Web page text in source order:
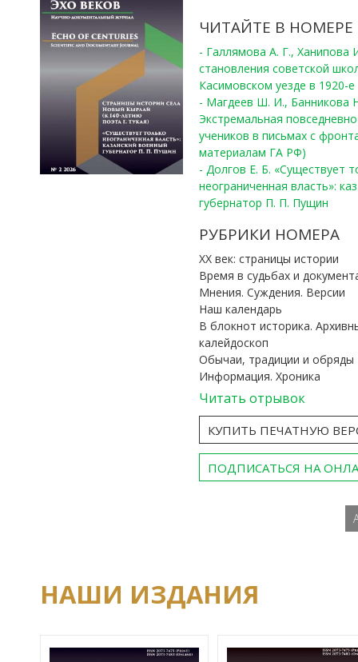
ЧИТАЙТЕ В НОМЕРЕ
- Галлямова А. Г.,
становления советской
Касимовском уезде в 1920-е
- Магдеев Ш. И., Банникова
Экстремальная
учеников в письмах с
материалам ГА РФ)
- Долгов Е. Б. «Существует
неограниченная власть»:
губернатор П. П. Пущин
РУБРИКИ НОМЕРА
ХХ век: страницы истории
Время в судьбах и
Мнения. Суждения. Версии
Наш календарь
В блокнот историка.
калейдоскоп
Обычаи, традиции и обряды
Информация. Хроника
Читать отрывок
КУПИТЬ ПЕЧАТНУЮ
ПОДПИСАТЬСЯ НА
НАШИ ИЗДАНИЯ